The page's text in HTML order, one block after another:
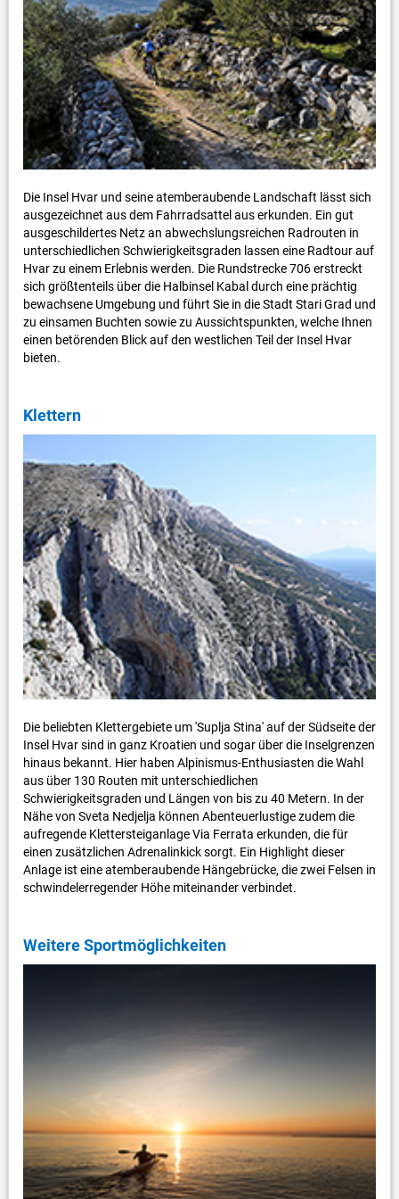
Die Insel Hvar und seine atemberaubende Landschaft lässt sich
ausgezeichnet aus dem Fahrradsattel aus erkunden. Ein gut
ausgeschildertes Netz an abwechslungsreichen Radrouten in
unterschiedlichen Schwierigkeitsgraden lassen eine Radtour auf
Hvar zu einem Erlebnis werden. Die Rundstrecke 706 erstreckt
sich größtenteils über die Halbinsel Kabal durch eine prächtig
bewachsene Umgebung und führt Sie in die Stadt Stari Grad und
zu einsamen Buchten sowie zu Aussichtspunkten, welche Ihnen
einen betörenden Blick auf den westlichen Teil der Insel Hvar
bieten.
Klettern
Die beliebten Klettergebiete um 'Suplja Stina' auf der Südseite der
Insel Hvar sind in ganz Kroatien und sogar über die Inselgrenzen
hinaus bekannt. Hier haben Alpinismus-Enthusiasten die Wahl
aus über 130 Routen mit unterschiedlichen
Schwierigkeitsgraden und Längen von bis zu 40 Metern. In der
Nähe von Sveta Nedjelja können Abenteuerlustige zudem die
aufregende Klettersteiganlage Via Ferrata erkunden, die für
einen zusätzlichen Adrenalinkick sorgt. Ein Highlight dieser
Anlage ist eine atemberaubende Hängebrücke, die zwei Felsen in
schwindelerregender Höhe miteinander verbindet.
Weitere Sportmöglichkeiten